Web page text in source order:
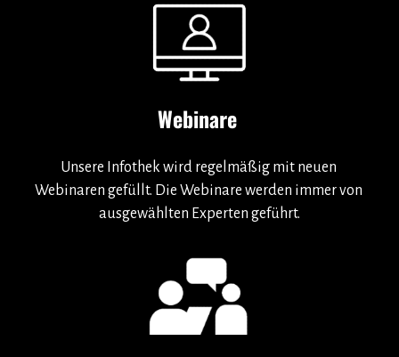
Webinare
Unsere Infothek wird regelmäßig mit neuen
Webinaren gefüllt. Die Webinare werden immer von
ausgewählten Experten geführt.